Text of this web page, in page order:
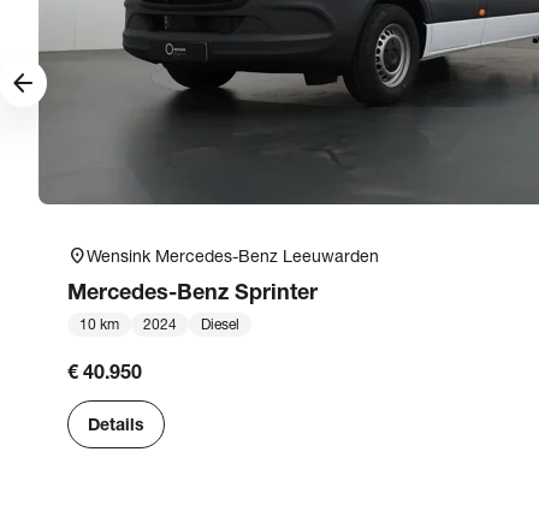
location_onWensink Mercedes-Benz Leeuwarden
Mercedes-Benz Sprinter
10 km 2024 Diesel
€ 40.950
Details
arrow_forward